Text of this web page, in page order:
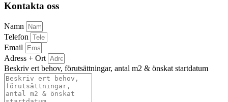
Kontakta oss
Namn
Telefon
Email
Adress + Ort
Beskriv ert behov, förutsättningar, antal m2 & önskat startdatum